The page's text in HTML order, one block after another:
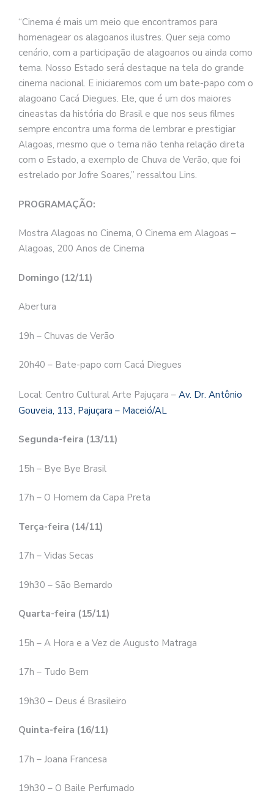
“Cinema é mais um meio que encontramos para
homenagear os alagoanos ilustres. Quer seja como
cenário, com a participação de alagoanos ou ainda como
tema. Nosso Estado será destaque na tela do grande
cinema nacional. E iniciaremos com um bate-papo com o
alagoano Cacá Diegues. Ele, que é um dos maiores
cineastas da história do Brasil e que nos seus filmes
sempre encontra uma forma de lembrar e prestigiar
Alagoas, mesmo que o tema não tenha relação direta
com o Estado, a exemplo de Chuva de Verão, que foi
estrelado por Jofre Soares,” ressaltou Lins.
PROGRAMAÇÃO:
Mostra Alagoas no Cinema, O Cinema em Alagoas –
Alagoas, 200 Anos de Cinema
Domingo (12/11)
Abertura
19h – Chuvas de Verão
20h40 – Bate-papo com Cacá Diegues
Local: Centro Cultural Arte Pajuçara – Av. Dr. Antônio
Gouveia, 113, Pajuçara – Maceió/AL
Segunda-feira (13/11)
15h – Bye Bye Brasil
17h – O Homem da Capa Preta
Terça-feira (14/11)
17h – Vidas Secas
19h30 – São Bernardo
Quarta-feira (15/11)
15h – A Hora e a Vez de Augusto Matraga
17h – Tudo Bem
19h30 – Deus é Brasileiro
Quinta-feira (16/11)
17h – Joana Francesa
19h30 – O Baile Perfumado